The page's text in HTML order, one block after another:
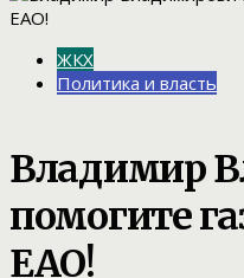
ЖКХ
Политика и власть
Владимир
помогите
ЕАО!